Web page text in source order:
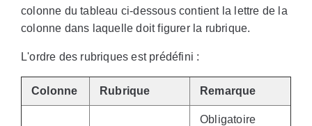
colonne du tableau ci-dessous contient la lettre de la
colonne dans laquelle doit figurer la rubrique.
L'ordre des rubriques est prédéfini :
Colonne Rubrique Remarque
Obligatoire